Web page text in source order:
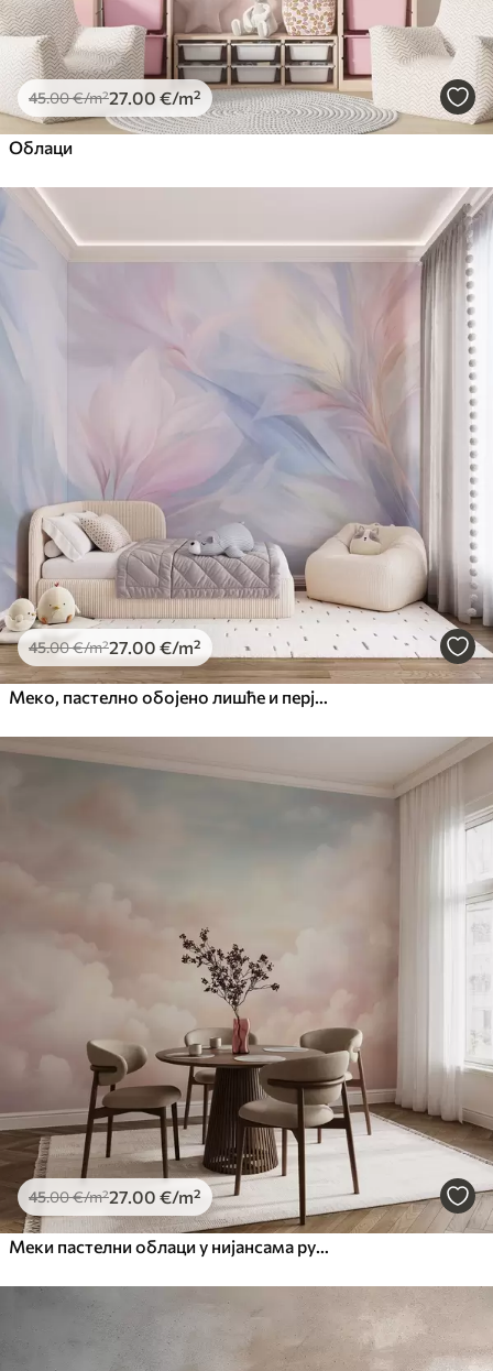
Peel and Stick
81.6749.00€/m²
45.00€/m²27 .00 €/m²
Облаци
45.00€/m²27 .00 €/m²
45.00€/m²27 .00 €/m²